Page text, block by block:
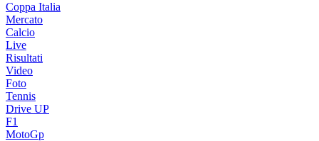
Coppa Italia
Mercato
Calcio
Live
Risultati
Video
Foto
Tennis
Drive UP
F1
MotoGp